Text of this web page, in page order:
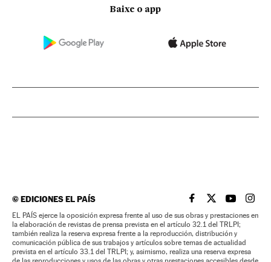
Baixe o app
©EDICIONES EL PAÍS EL PAÍS BRASIL EN
EL PAÍSEL PAÍS
EL
EL PAÍS ejerce la oposición expresa frente al uso de sus obras y prestaciones en
la elaboración de revistas de prensa prevista en el artículo 32.1 del TRLPI;
también realiza la reserva expresa frente a la reproducción, distribución y
comunicación pública de sus trabajos y artículos sobre temas de actualidad
prevista en el artículo 33.1 del TRLPI; y, asimismo, realiza una reserva expresa